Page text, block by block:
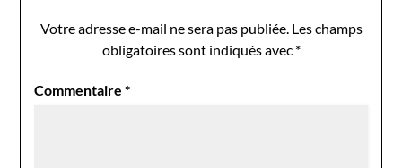
Votre adresse e-mail ne sera pas publiée. Les champs
obligatoires sont indiqués avec *
Commentaire*